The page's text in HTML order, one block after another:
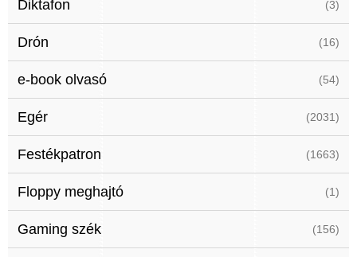
Diktafon (3)
Drón (16)
e-book olvasó (54)
Egér (2031)
Festékpatron (1663)
Floppy meghajtó (1)
Gaming szék (156)